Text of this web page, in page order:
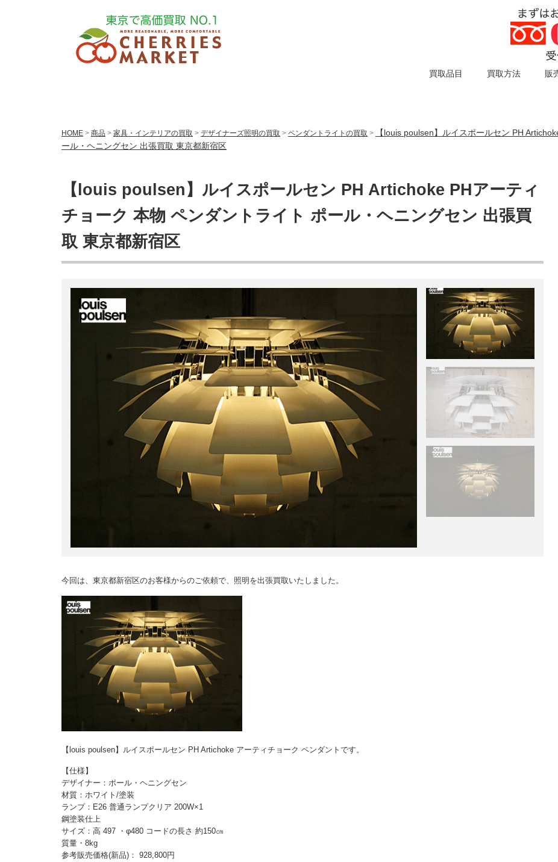
買取品目 買取方法 販
HOME > 商品 > 家具・インテリアの買取 > デザイナーズ照明の買取 > ペンダントライトの買取 >
【louis poulsen】ルイスポールセン PH
ール・ヘニングセン 出張買取 東京都新宿区
【louis poulsen】ルイスポールセン PH Artichoke PHアーティ
チョーク 本物 ペンダントライト ポール・ヘニングセン 出張買
取 東京都新宿区
今回は、東京都新宿区のお客様からのご依頼で、照明を出張買取いたしました。
【louis poulsen】ルイスポールセン PH Artichoke アーティチョーク ペンダントです。
【仕様】
デザイナー：ポール・ヘニングセン
材質：ホワイト/塗装
ランプ：E26 普通ランプクリア 200W×1
鋼塗装仕上
サイズ：高 497 ・φ480 コードの長さ 約150㎝
質量・8kg
参考販売価格(新品)： 928,800円